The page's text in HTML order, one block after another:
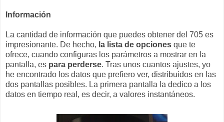
Información
La cantidad de información que puedes obtener del 705 es
impresionante. De hecho, la lista de opciones que te
ofrece, cuando configuras los parámetros a mostrar en la
pantalla, es para perderse. Tras unos cuantos ajustes, yo
he encontrado los datos que prefiero ver, distribuidos en las
dos pantallas posibles. La primera pantalla la dedico a los
datos en tiempo real, es decir, a valores instantáneos.